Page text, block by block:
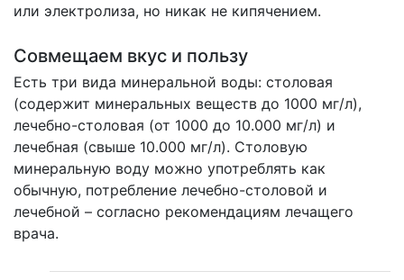
или электролиза, но никак не кипячением.
Совмещаем вкус и пользу
Есть три вида минеральной воды: столовая
(содержит минеральных веществ до 1000 мг/л),
лечебно-столовая (от 1000 до 10.000 мг/л) и
лечебная (свыше 10.000 мг/л). Столовую
минеральную воду можно употреблять как
обычную, потребление лечебно-столовой и
лечебной – согласно рекомендациям лечащего
врача.